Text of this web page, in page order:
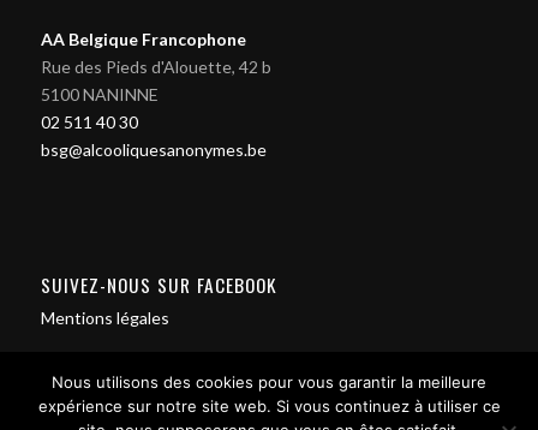
AA Belgique Francophone
Rue des Pieds d'Alouette, 42 b
5100 NANINNE
02 511 40 30
bsg@alcooliquesanonymes.be
SUIVEZ-NOUS SUR FACEBOOK
Mentions légales
Nous utilisons des cookies pour vous garantir la meilleure
expérience sur notre site web. Si vous continuez à utiliser ce